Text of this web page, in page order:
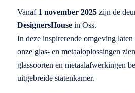
Vanaf 1 november 2025zijn de
DesignersHousein Oss.
In deze inspirerende omgeving laten
onze glas- en metaaloplossingen
glassoorten en metaalafwerkingen
uitgebreide statenkamer.